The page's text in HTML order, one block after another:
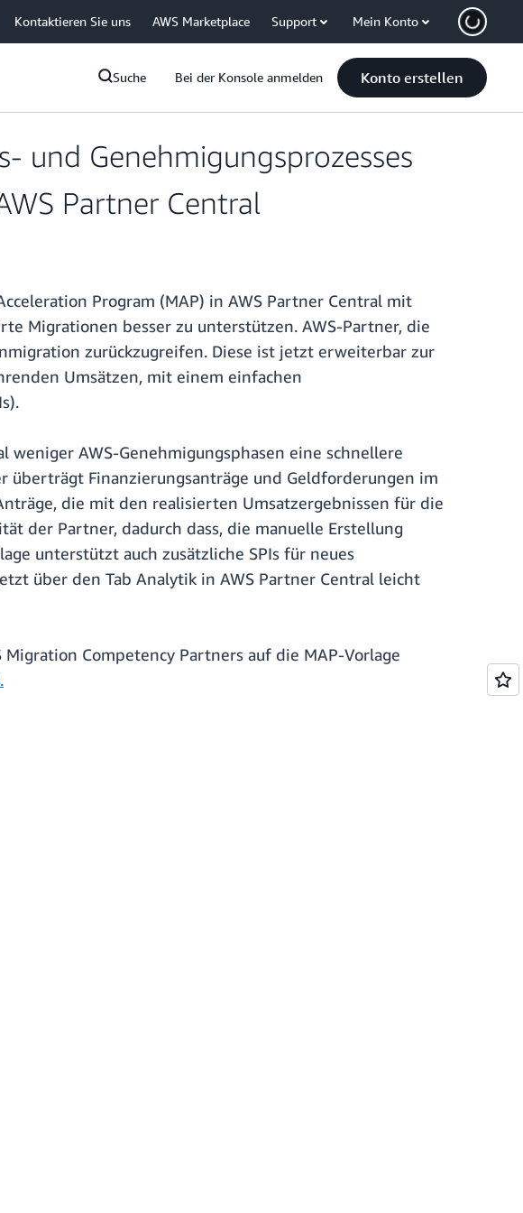
Kontaktieren Sie uns AWS Marketplace Support Mein Konto
Suche Bei der Konsole anmelden Konto erstellen
und Genehmigungsprozesses
Partner Central
Program (MAP) in AWS Partner Central mit
Migrationen besser zu unterstützen. AWS-Partner, die
zurückzugreifen. Diese ist jetzt erweiterbar zur
Umsätzen, mit einem einfachen
AWS-Genehmigungsphasen eine schnellere
Finanzierungsanträge und Geldforderungen im
die mit den realisierten Umsatzergebnissen für die
der Partner, dadurch dass, die manuelle Erstellung
unterstützt auch zusätzliche SPIs für neues
über den Tab Analytik in AWS Partner Central leicht
Competency Partners auf die MAP-Vorlage